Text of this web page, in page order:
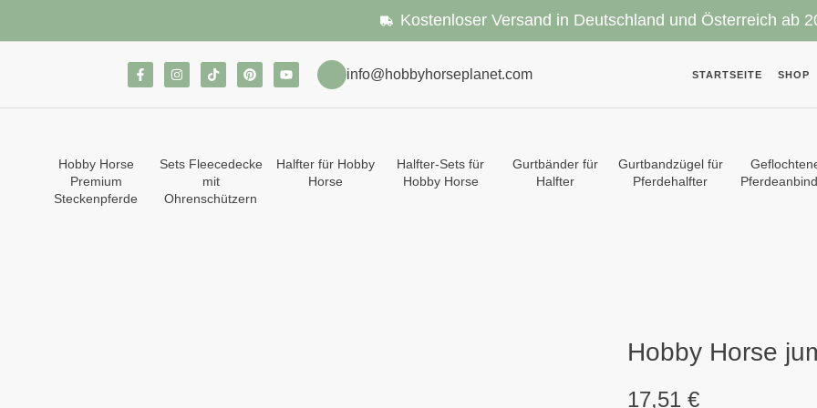
Kostenloser Versand in Deutschland und Österreich ab
info@hobbyhorseplanet.com STARTSEITE SHOP
Hobby Horse
Premium
Steckenpferde
Sets Fleecedecke
mit
Ohrenschützern
Halfter für Hobby
Horse
Halfter-Sets für
Hobby Horse
Gurtbänder für
Halfter
Gurtbandzügel für
Pferdehalfter
Hobby Horse
17,51 €